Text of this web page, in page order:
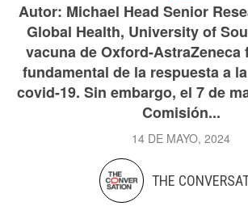
Autor: Michael Head Senior
Global Health, University of
vacuna de Oxford-AstraZeneca
fundamental de la respuesta a
covid-19. Sin embargo, el 7 de
Comisión...
14 DE MAYO, 2024
THE